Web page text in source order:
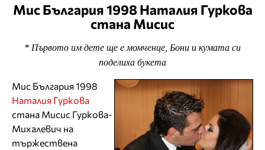
Мис България 1998 Наталия Гуркова
стана Мисис
* Първото им дете ще е момченце, Бони и кумата си
поделиха букета
Мис България 1998
Наталия Гуркова
стана Мисис Гуркова-
Михалевич на
тържествена